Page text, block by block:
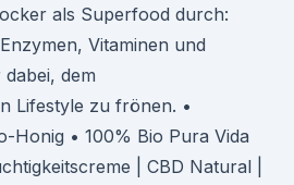
als Superfood durch:
Vitaminen und
dem
Lifestyle zu frönen. •
Honig • 100% Bio Pura Vida
| CBD Natural |